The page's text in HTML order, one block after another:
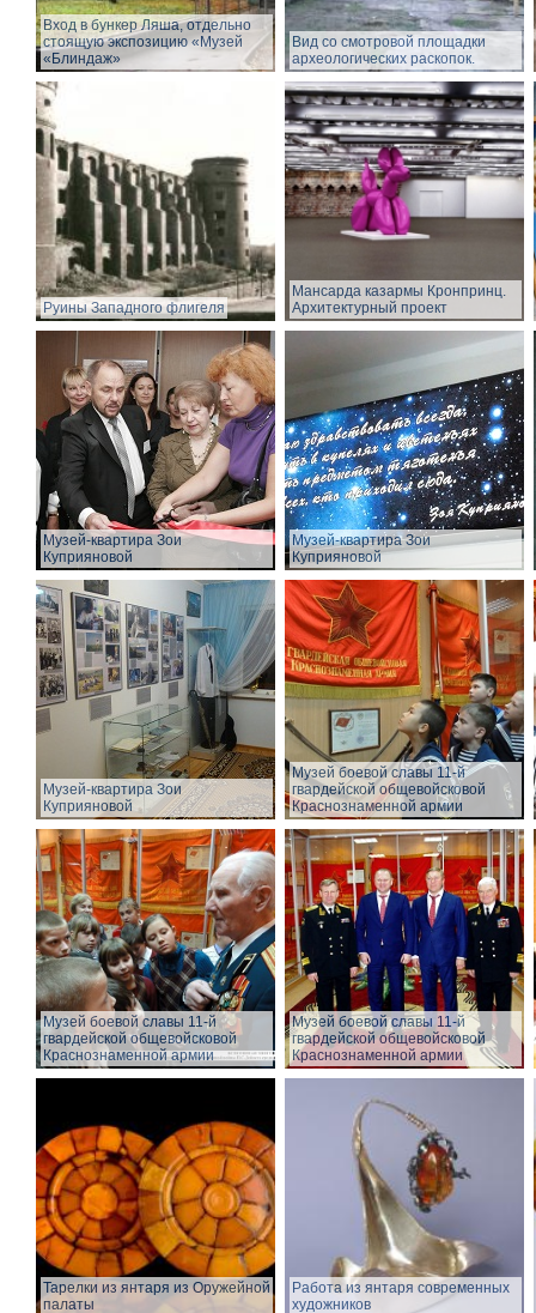
Вход в бункер Ляша, отдельно
стоящую экспозицию «Музей
«Блиндаж»
Вид со смотровой площадки
археологических раскопок.
Руины Западного флигеля
Мансарда казармы Кронпринц.
Архитектурный проект
Музей-квартира Зои
Куприяновой
Музей-квартира Зои
Куприяновой
Музей-квартира Зои
Куприяновой
Музей боевой славы 11-й
гвардейской общевойсковой
Краснознаменной армии
Музей боевой славы 11-й
гвардейской общевойсковой
Краснознаменной армии
Музей боевой славы 11-й
гвардейской общевойсковой
Краснознаменной армии
Тарелки из янтаря из Оружейной
палаты
Работа из янтаря современных
художников